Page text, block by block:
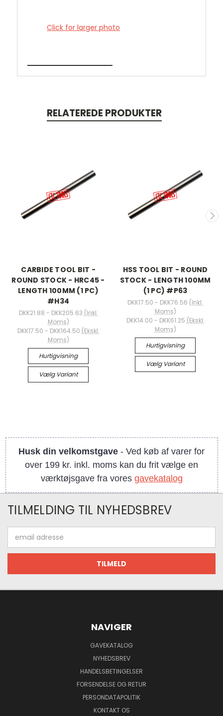
Click for larger photo
RELATEREDE PRODUKTER
CARBIDE TOOL BIT -
ROUND STOCK - HRC45 -
LENGTH 100MM (1 PC)
#H34
DKK21.88 - DKK205.63 (Inkl.
Moms)
DKK17.50 - DKK164.50 (Ekskl.
Moms)
Hurtigvisning
Vælg Variant
HSS TOOL BIT - ROUND
STOCK - LENGTH 100MM
(1 PC) #P63
DKK17.50 - DKK76.56 (Inkl.
Moms)
DKK14.00 - DKK61.25 (Ekskl.
Moms)
Hurtigvisning
Vælg Variant
Husk din velkomstgave - Ved køb af varer for
over 199 kr. inkl. moms kan du frit vælge en
værktøjsgave fra vores gavekatalog
TILMELDING TIL NYHEDSBREV
adresse
NAVIGER
GAVEKATALOG
NYHEDSBREV
HANDELSBETINGELSER
FORSENDELSE OG RETUR
PERSONDATAPOLITIK
KONTAKT OS